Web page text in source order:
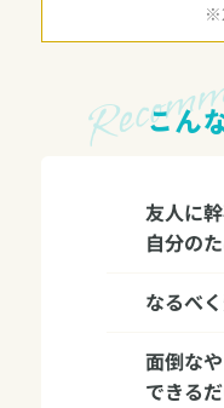
こん
友人に
自分の
なるべ
面倒な
できる